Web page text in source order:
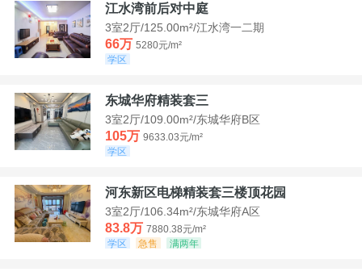
江水湾前后对中庭
3室2厅/125.00m²/江水湾一二期
66万 5280元/m²
学区
东城华府精装套三
3室2厅/109.00m²/东城华府B区
105万 9633.03元/m²
学区
河东新区电梯精装套三楼顶花园
3室2厅/106.34m²/东城华府A区
83.8万 7880.38元/m²
学区
急售 满两年